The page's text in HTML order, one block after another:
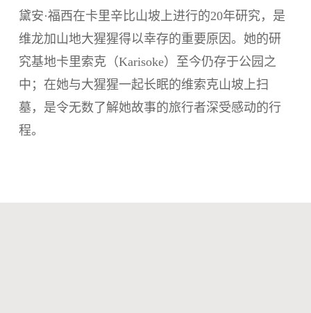
黛安·福西在卡里辛比山坡上进行的20年研究，是
维龙加山地大猩猩得以幸存的重要原因。她的研
究基地卡里索克（Karisoke）至今仍存于公园之
中；在她与大猩猩一起长眠的维索克山坡上扫
墓，是令无数了解她故事的旅行者深受感动的行
程。